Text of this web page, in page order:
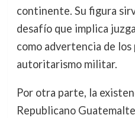
continente. Su figura
desafío que implica
como advertencia de
autoritarismo militar.
Por otra parte, la
Republicano